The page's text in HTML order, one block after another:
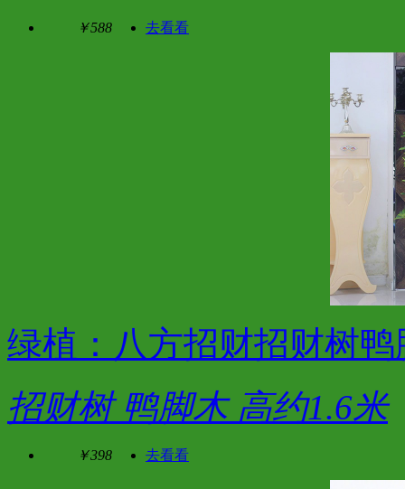
￥588 去看看
绿植：八方招财招财树鸭
招财树 鸭脚木 高约1.6米
￥398 去看看